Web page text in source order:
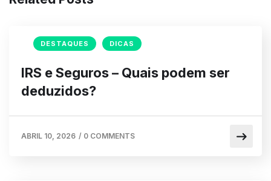
DESTAQUES DICAS
IRS e Seguros – Quais podem ser
deduzidos?
ABRIL 10, 2026 / 0 COMMENTS